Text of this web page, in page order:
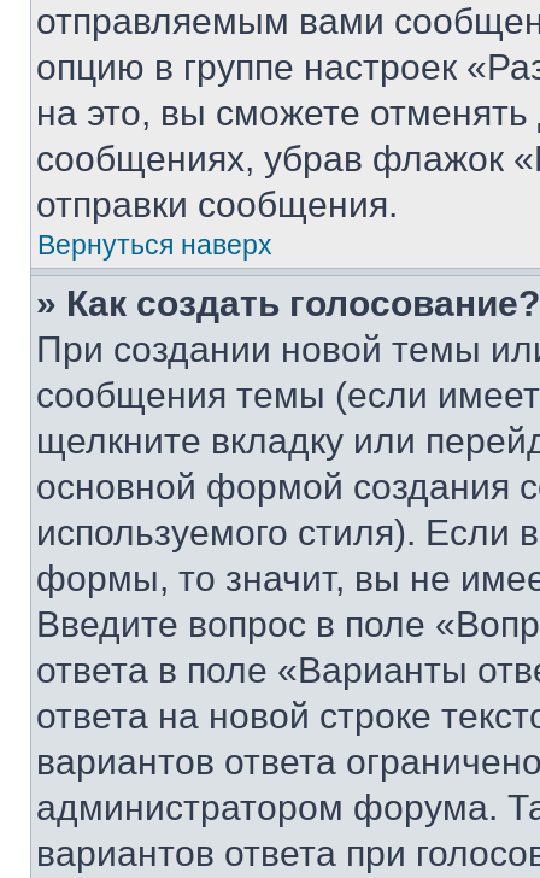
отправляемым вами
опцию в группе настроек
на это, вы сможете
сообщениях, убрав флажок
отправки сообщения.
Вернуться наверх
» Как создать голосование?
При создании новой темы
сообщения темы (если
щелкните вкладку или
основной формой создания
используемого стиля). Если
формы, то значит, вы не
Введите вопрос в поле
ответа в поле «Варианты
ответа на новой строке
вариантов ответа
администратором форума.
вариантов ответа при